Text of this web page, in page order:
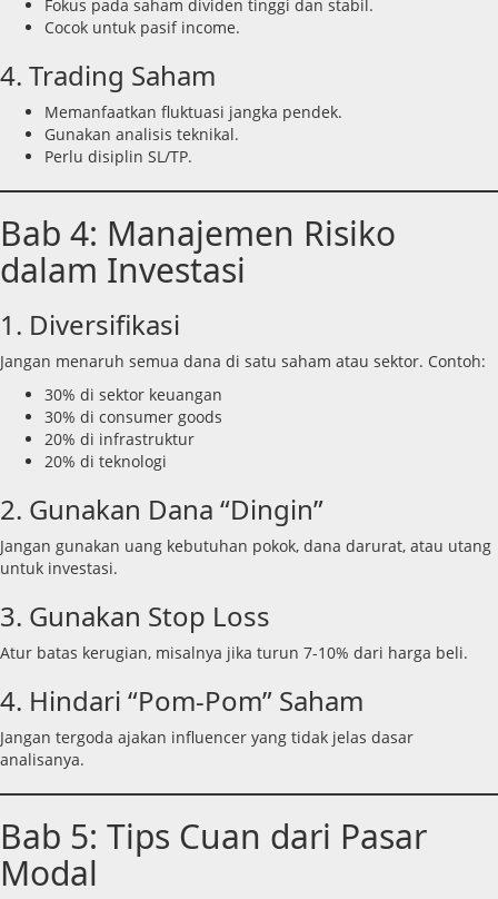
Fokus pada saham dividen tinggi dan stabil.
Cocok untuk pasif income.
4. Trading Saham
Memanfaatkan fluktuasi jangka pendek.
Gunakan analisis teknikal.
Perlu disiplin SL/TP.
Bab 4: Manajemen Risiko
dalam Investasi
1. Diversifikasi
Jangan menaruh semua dana di satu saham atau sektor. Contoh:
30% di sektor keuangan
30% di consumer goods
20% di infrastruktur
20% di teknologi
2. Gunakan Dana “Dingin”
Jangan gunakan uang kebutuhan pokok, dana darurat, atau utang
untuk investasi.
3. Gunakan Stop Loss
Atur batas kerugian, misalnya jika turun 7-10% dari harga beli.
4. Hindari “Pom-Pom” Saham
Jangan tergoda ajakan influencer yang tidak jelas dasar
analisanya.
Bab 5: Tips Cuan dari Pasar
Modal